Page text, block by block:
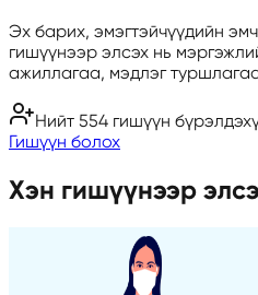
Эх барих, эмэгтэйчүүдийн
гишүүнээр элсэх нь
ажиллагаа, мэдлэг
Нийт 554 гишүүн
Гишүүн болох
Хэн гишүүнээр